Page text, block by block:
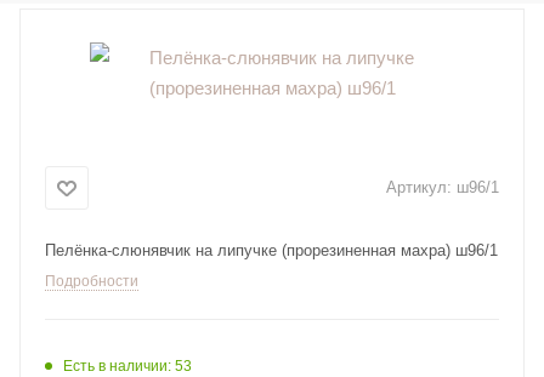
Артикул: ш96/1
Пелёнка-слюнявчик на липучке (прорезиненная махра) ш96/1
Подробности
Есть в наличии: 53